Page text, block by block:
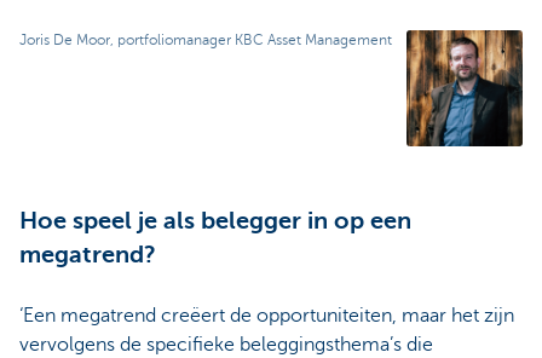
Joris De Moor, portfoliomanager KBC Asset Management
Hoe speel je als belegger in op een
megatrend?
‘Een megatrend creëert de opportuniteiten, maar het zijn
vervolgens de specifieke beleggingsthema’s die